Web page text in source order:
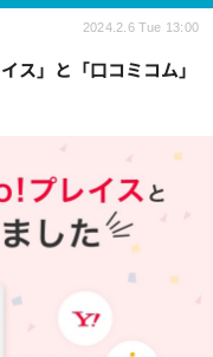
ス」と「口コミコム」
2024.2.6 Tue 13:00